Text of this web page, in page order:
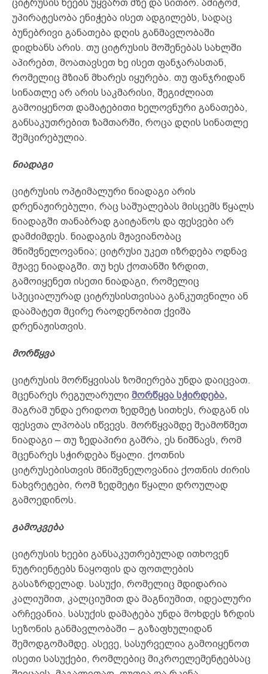
ციტრუსის ხეებს უყვართ მზე და სითბო. ამიტომ,
უპირატესობა ენიჭება ისეთ ადგილებს, სადაც
ბუნებრივი განათება დღის განმავლობაში
დიდხანს არის. თუ ციტრუსის მოშენებას სახლში
აპირებთ, მოათავსეთ ხე ისეთ ფანჯარასთან,
რომელიც მზიან მხარეს იყურება. თუ ფანჯრიდან
სინათლე არ არის საკმარისი, შეგიძლიათ
გამოიყენოთ დამატებითი ხელოვნური განათება,
განსაკუთრებით ზამთარში, როცა დღის სინათლე
შემცირებულია.
ნიადაგი
ციტრუსის ოპტიმალური ნიადაგი არის
დრენაჟირებული, რაც საშუალებას მისცემს წყალს
ნიადაგში თანაბრად გაიტანოს და ფესვები არ
დამძიმდეს. ნიადაგის მჟავიანობაც
მნიშვნელოვანია; ციტრუსი უკეთ იზრდება ოდნავ
მჟავე ნიადაგში. თუ ხეს ქოთანში ზრდით,
გამოიყენეთ ისეთი ნიადაგი, რომელიც
სპეციალურად ციტრუსისთვისაა განკუთვნილი ან
დაამატეთ მცირე რაოდენობით ქვიშა
დრენაჟისთვის.
მორწყვა
ციტრუსის მორწყვისას ზომიერება უნდა დაიცვათ.
მცენარეს რეგულარული მორწყვა სჭირდება,
მაგრამ უნდა ერიდოთ ზედმეტ სითხეს, რადგან ის
ფესვთა ლპობას იწვევს. მორწყვამდე შეამოწმეთ
ნიადაგი – თუ ზედაპირი გაშრა, ეს ნიშნავს, რომ
მცენარეს სჭირდება წყალი. ქოთნის
ციტრუსებისთვის მნიშვნელოვანია ქოთნის ძირის
ნახვრეტები, რომ ზედმეტი წყალი დროულად
გამოედინოს.
გამოკვება
ციტრუსის ხეები განსაკუთრებულად ითხოვენ
ნუტრიენტებს ნაყოფის და ფოთლების
გასაზრდელად. სასუქი, რომელიც მდიდარია
კალიუმით, კალციუმით და მაგნიუმით, იდეალური
არჩევანია. სასუქის დამატება უნდა მოხდეს ზრდის
სეზონის განმავლობაში – გაზაფხულიდან
შემოდგომამდე. ასევე, სასურველია გამოიყენოთ
ისეთი სასუქები, რომლებიც მიკროელემენტებსაც